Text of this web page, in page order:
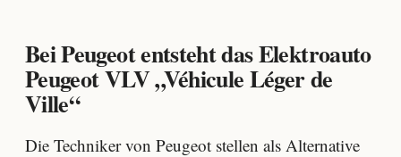
Bei Peugeot entsteht das Elektroauto
Peugeot VLV „Véhicule Léger de
Ville“
Die Techniker von Peugeot stellen als Alternative